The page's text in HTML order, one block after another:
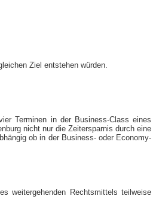
Ziel entstehen würden.
Terminen in der Business-Class eines
nicht nur die Zeitersparnis durch eine
ob in der Business- oder Economy-
weitergehenden Rechtsmittels teilweise